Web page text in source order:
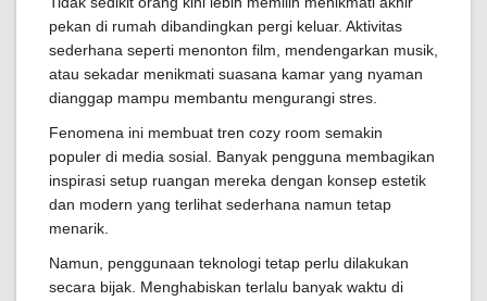
pekan di rumah dibandingkan pergi keluar. Aktivitas
sederhana seperti menonton film, mendengarkan musik,
atau sekadar menikmati suasana kamar yang nyaman
dianggap mampu membantu mengurangi stres.
Fenomena ini membuat tren cozy room semakin
populer di media sosial. Banyak pengguna membagikan
inspirasi setup ruangan mereka dengan konsep estetik
dan modern yang terlihat sederhana namun tetap
menarik.
Namun, penggunaan teknologi tetap perlu dilakukan
secara bijak. Menghabiskan terlalu banyak waktu di